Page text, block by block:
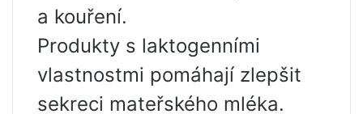
a kouření.
Produkty s laktogenními
vlastnostmi pomáhají zlepšit
sekreci mateřského mléka.